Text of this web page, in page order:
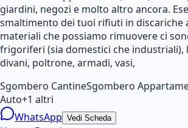
giardini, negozi e molto altro ancora.
smaltimento dei tuoi rifiuti in discariche
materiali che possiamo rimuovere ci
frigoriferi (sia domestici che industriali),
divani, poltrone, armadi, vasi,
Sgombero CantineSgombero
Auto+1 altri
WhatsApp Vedi Scheda